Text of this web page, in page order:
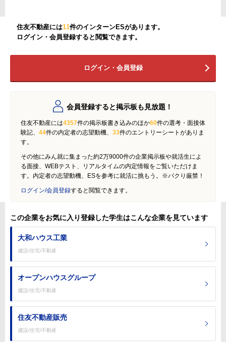
住友不動産には11件のインターンESがあります。
ログイン・会員登録すると閲覧できます。
ログイン・会員登録
会員登録すると掲示板も見放題！
住友不動産には4357件の掲示板書き込みのほか60件の選考・面接体
験記、 44件の内定者の志望動機、 33件のエントリーシートがありま
す。
その他にみん就に集まった約2万9000件の企業掲示板や就活生によ
る面接、WEBテスト、リアルタイムの内定情報をご覧いただけま
す。内定者の志望動機、ESを参考に就活に挑もう。※パクり厳禁！
ログイン/会員登録すると閲覧できます。
この企業をお気に入り登録した学生はこんな企業を見ています
大和ハウス工業
建設/住宅/不動産
オープンハウスグループ
建設/住宅/不動産
住友不動産販売
建設/住宅/不動産